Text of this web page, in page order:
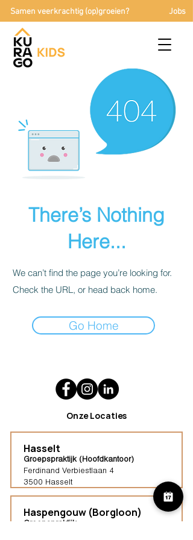
Samen veerkrachtig (op)groeien? Jobs
There’s Nothing
Here...
We can’t find the page you’re looking for.
Check the URL, or head back home.
Go Home
Onze Locaties
Hasselt
Groepspraktijk (Hoofdkantoor)
Ferdinand Verbiestlaan 4
3500 Hasselt
Haspengouw (Borgloon)